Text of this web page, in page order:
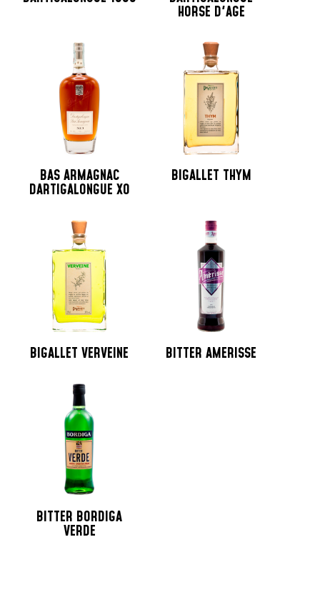
HORSE D'AGE
BAS ARMAGNAC
DARTIGALONGUE XO
BIGALLET THYM
BIGALLET VERVEINE BITTER AMERISSE
BITTER BORDIGA
VERDE